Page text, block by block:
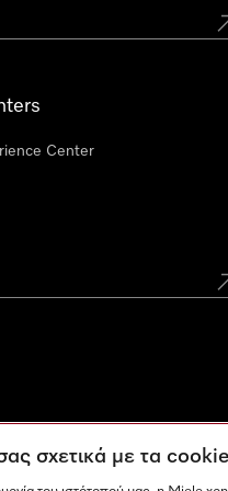
Center
σχετικά με τα